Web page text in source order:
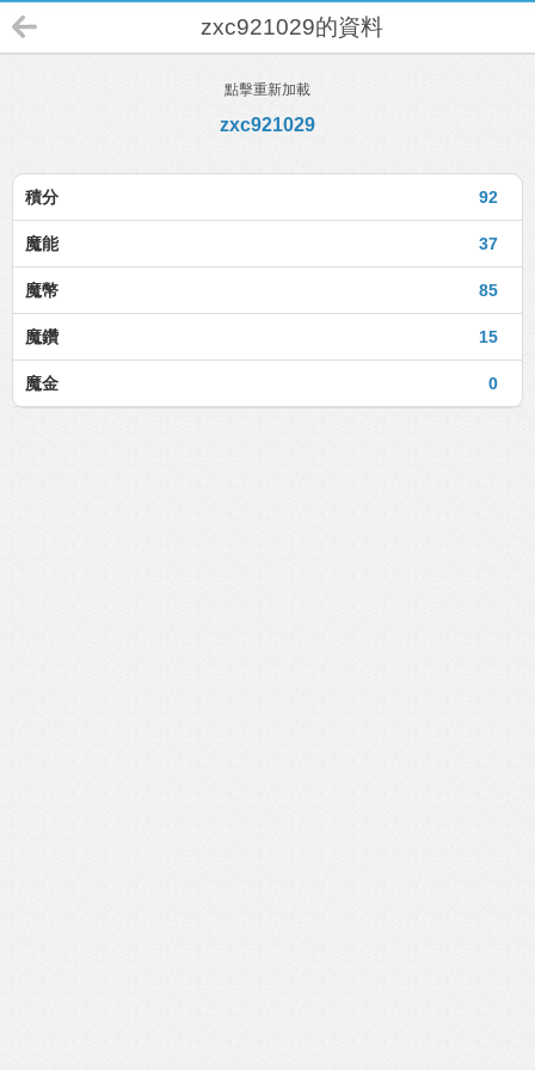
zxc921029的資料
點擊重新加載
zxc921029
92
積分
37
魔能
85
魔幣
15
魔鑽
0
魔金